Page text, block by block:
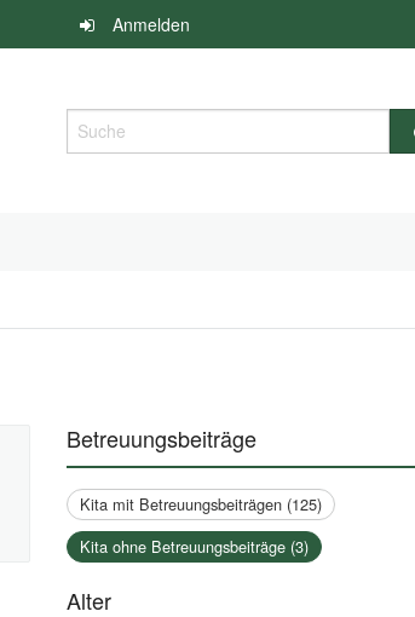
Anmelden
Suche
Betreuungsbeiträge
Kita mit Betreuungsbeiträgen (125)
Kita ohne Betreuungsbeiträge (3)
Alter